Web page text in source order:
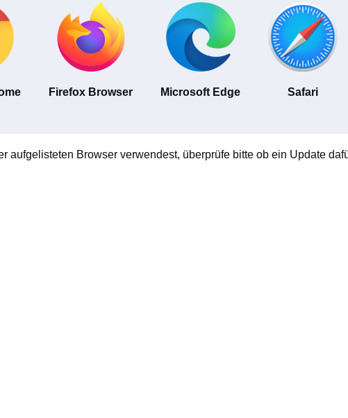
Firefox Browser Microsoft Edge Safari
aufgelisteten Browser verwendest, überprüfe bitte ob ein Update